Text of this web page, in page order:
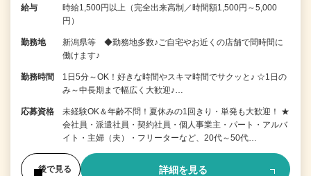
給与
時給1,500円以上（完全出来高制／時間額1,500円～5,000
円）
勤務地
新潟県等 ◆勤務地多数♪ご自宅やお近くの店舗で間時間に
働けます♪
勤務時間
1日5分～OK！好きな時間やスキマ時間でサクッと♪ ☆1日の
み～中長期まで幅広く大歓迎♪…
応募資格
未経験OK＆年齢不問！夏休みの1回きり・単発も大歓迎！ ★
会社員・派遣社員・契約社員・個人事業主・パート・アルバ
イト・主婦（夫）・フリーターなど、20代～50代…
後で見る 詳細を見る